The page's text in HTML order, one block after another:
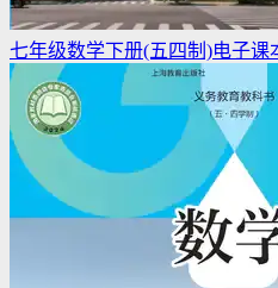
七年级数学下册(五四制)电子课